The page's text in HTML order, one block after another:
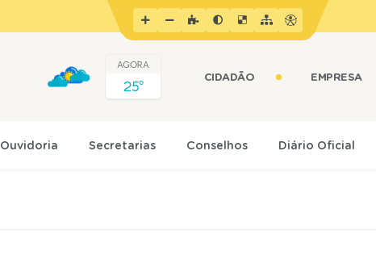
CIDADÃO EMPRESA
AGORA
25º
Ouvidoria Secretarias Conselhos Diário Oficial